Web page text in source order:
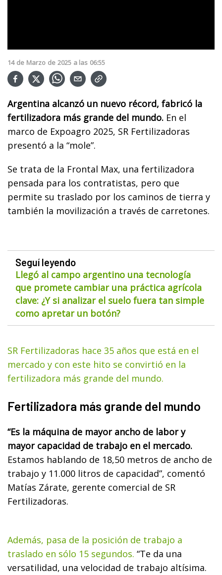
14 de Marzo de 2025 a las 06:55
Argentina alcanzó un nuevo récord, fabricó la
fertilizadora más grande del mundo. En el
marco de Expoagro 2025, SR Fertilizadoras
presentó a la “mole”.
Se trata de la Frontal Max, una fertilizadora
pensada para los contratistas, pero que
permite su traslado por los caminos de tierra y
también la movilización a través de carretones.
Seguí leyendo
Llegó al campo argentino una tecnología
que promete cambiar una práctica agrícola
clave: ¿Y si analizar el suelo fuera tan simple
como apretar un botón?
SR Fertilizadoras hace 35 años que está en el
mercado y con este hito se convirtió en la
fertilizadora más grande del mundo.
Fertilizadora más grande del mundo
“Es la máquina de mayor ancho de labor y
mayor capacidad de trabajo en el mercado.
Estamos hablando de 18,50 metros de ancho de
trabajo y 11.000 litros de capacidad”, comentó
Matías Zárate, gerente comercial de SR
Fertilizadoras.
Además, pasa de la posición de trabajo a
traslado en sólo 15 segundos. “Te da una
versatilidad, una velocidad de trabajo altísima.